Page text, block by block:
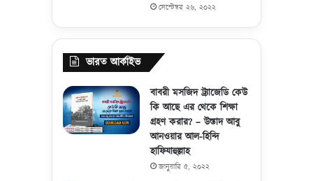
সেপ্টেম্বর ২৬, ২০২২
ভারত আর্কাইভ
বাবরী মসজিদ ট্র্যাজেডি কেউ
কি আছে এর থেকে শিক্ষা
গ্রহণ করার? – উস্তাদ আবু
আনওয়ার আল-হিন্দি
হাফিযাহুল্লাহ
জানুয়ারি ৫, ২০২২